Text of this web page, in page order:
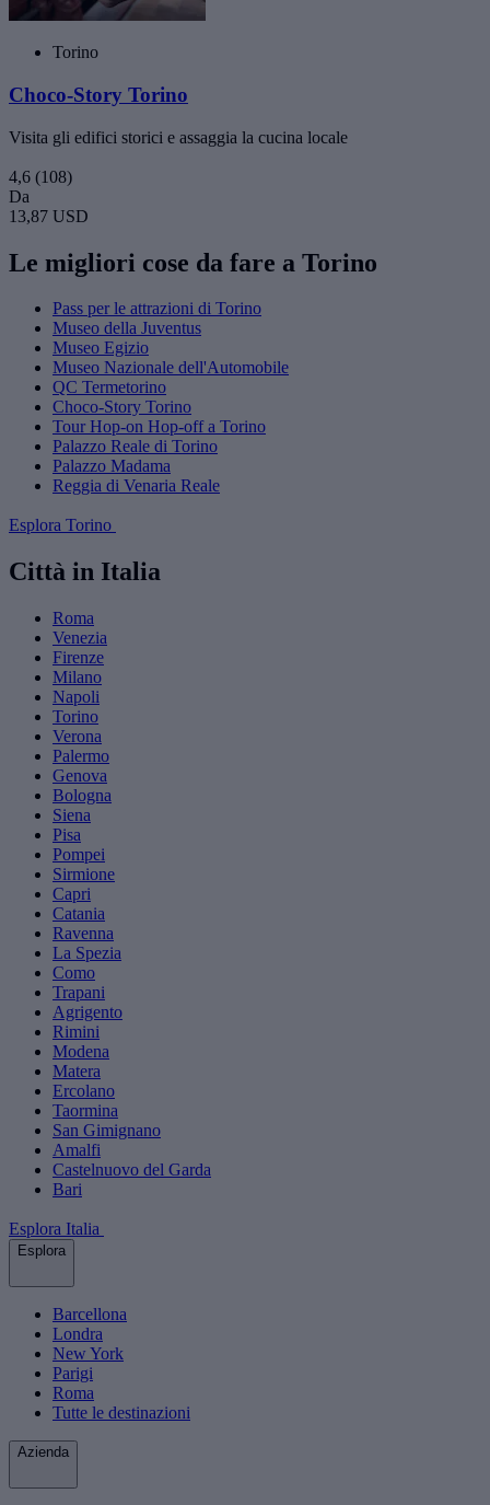
Torino
Choco-Story Torino
Visita gli edifici storici e assaggia la cucina locale
4,6 (108)
Da
13,87 USD
Le migliori cose da fare a Torino
Pass per le attrazioni di Torino
Museo della Juventus
Museo Egizio
Museo Nazionale dell'Automobile
QC Termetorino
Choco-Story Torino
Tour Hop-on Hop-off a Torino
Palazzo Reale di Torino
Palazzo Madama
Reggia di Venaria Reale
Esplora Torino
Città in Italia
Roma
Venezia
Firenze
Milano
Napoli
Torino
Verona
Palermo
Genova
Bologna
Siena
Pisa
Pompei
Sirmione
Capri
Catania
Ravenna
La Spezia
Como
Trapani
Agrigento
Rimini
Modena
Matera
Ercolano
Taormina
San Gimignano
Amalfi
Castelnuovo del Garda
Bari
Esplora Italia
Esplora
Barcellona
Londra
New York
Parigi
Roma
Tutte le destinazioni
Azienda